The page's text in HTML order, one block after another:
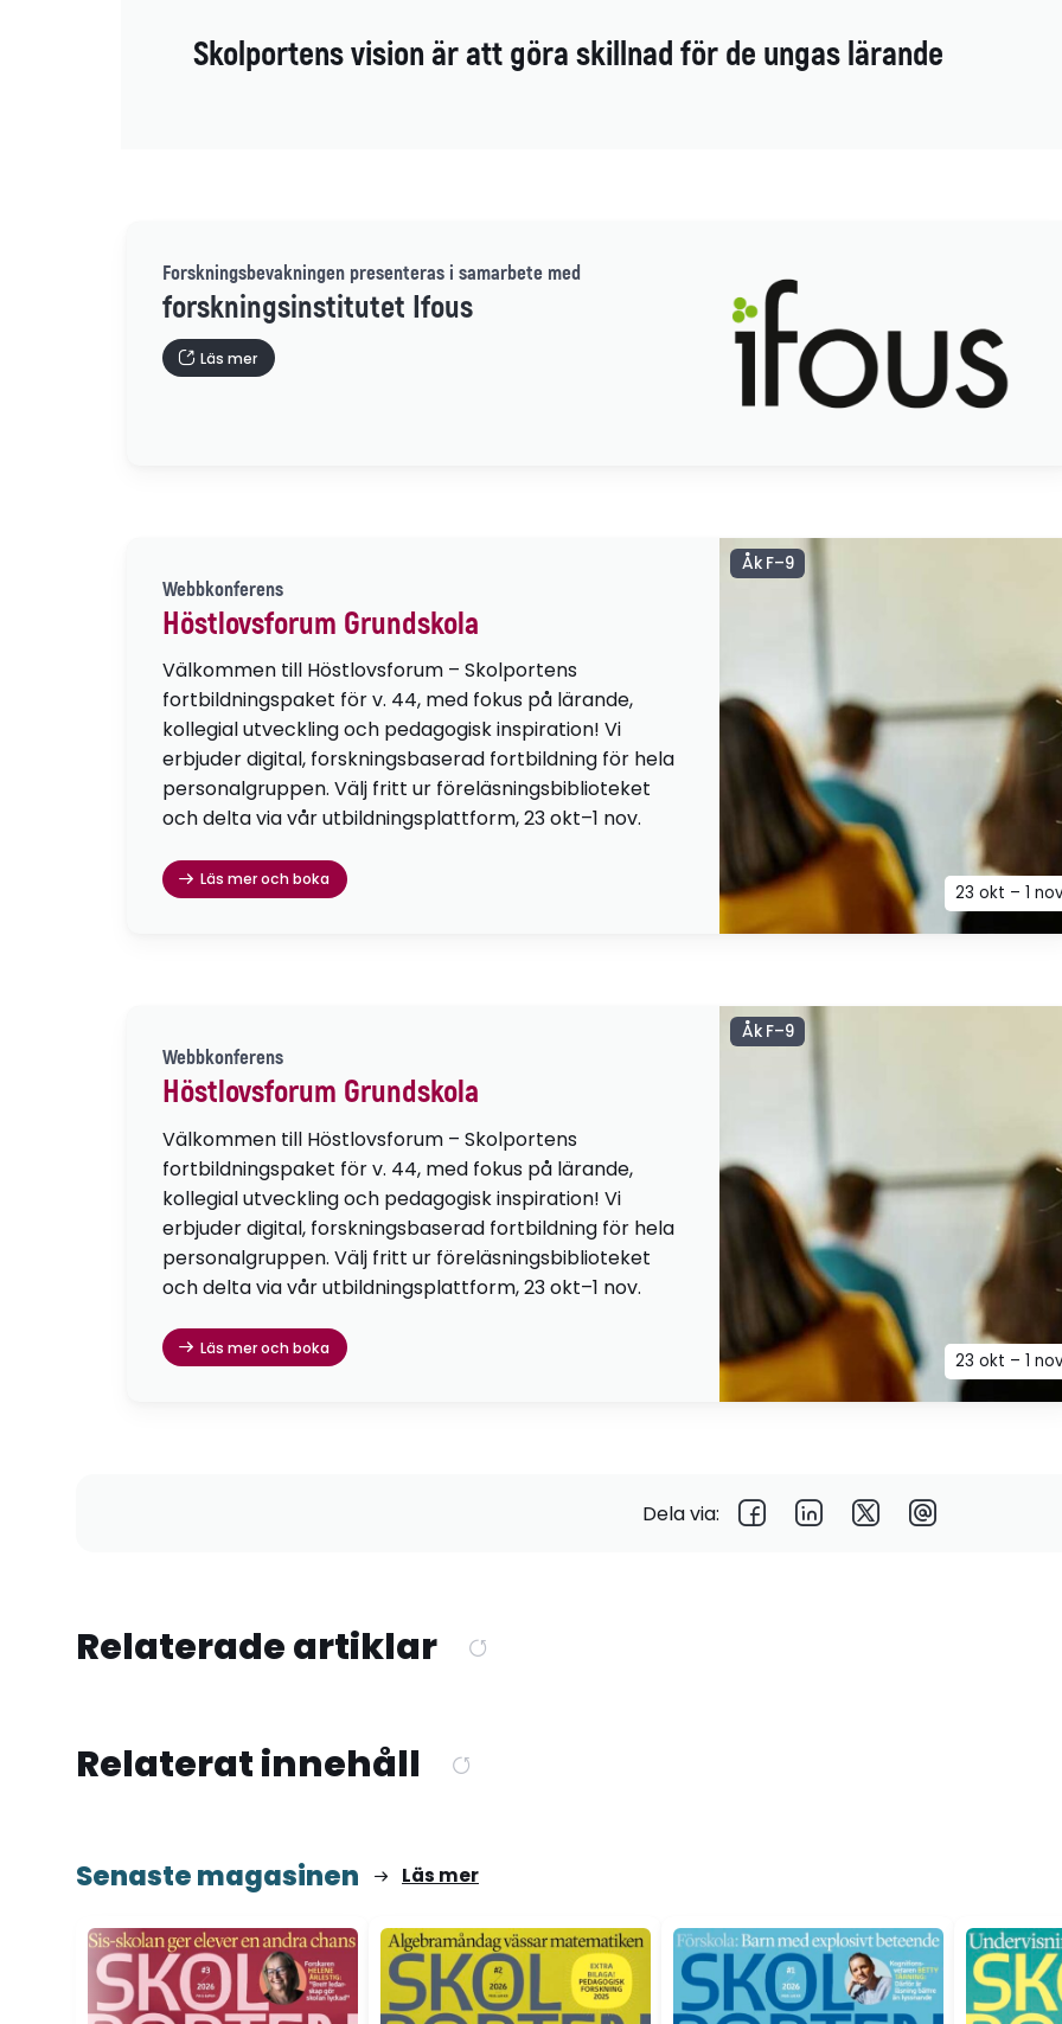
Skolportens vision är att göra skillnad för de ungas lärande
Forskningsbevakningen presenteras i samarbete med
forskningsinstitutet Ifous
Läs mer
Webbkonferens
Höstlovsforum Grundskola
Välkommen till Höstlovsforum – Skolportens
fortbildningspaket för v. 44, med fokus på lärande,
kollegial utveckling och pedagogisk inspiration! Vi
erbjuder digital, forskningsbaserad fortbildning för hela
personalgruppen. Välj fritt ur föreläsningsbiblioteket
och delta via vår utbildningsplattform, 23 okt–1 nov.
Läs mer och boka
Åk F–9
23 okt – 1
Webbkonferens
Höstlovsforum Grundskola
Välkommen till Höstlovsforum – Skolportens
fortbildningspaket för v. 44, med fokus på lärande,
kollegial utveckling och pedagogisk inspiration! Vi
erbjuder digital, forskningsbaserad fortbildning för hela
personalgruppen. Välj fritt ur föreläsningsbiblioteket
och delta via vår utbildningsplattform, 23 okt–1 nov.
Läs mer och boka
Åk F–9
23 okt – 1
Dela via:
Relaterade artiklar
Relaterat innehåll
Senaste magasinen Läs mer